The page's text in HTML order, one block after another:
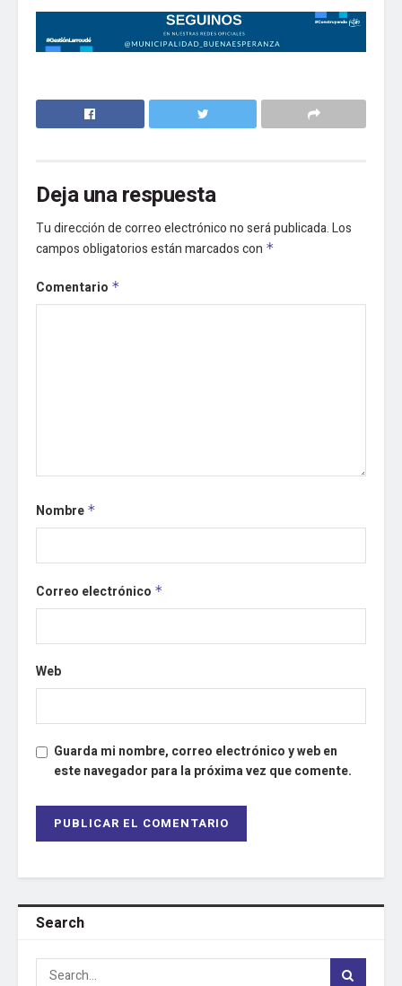
Deja una respuesta
Tu dirección de correo electrónico no será publicada.Los
campos obligatorios están marcados con *
Comentario *
Nombre *
Correo electrónico *
Web
Guarda mi nombre, correo electrónico y web en
este navegador para la próxima vez que comente.
Search